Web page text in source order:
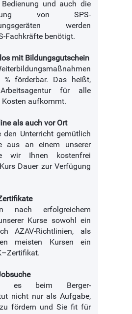
und auch die
von SPS-
werden
Fachkräfte benötigt.
mit Bildungsgutschein
förderbar. Das heißt,
für alle
Kosten aufkommt.
als auch vor Ort
den Unterricht gemütlich
aus an einem unserer
wir Ihnen kostenfrei
Dauer zur Verfügung
nach erfolgreichem
Kurse sowohl ein
AZAV-Richtlinien, als
meisten Kursen ein
es beim Berger-
nicht nur als Aufgabe,
fördern und Sie fit für